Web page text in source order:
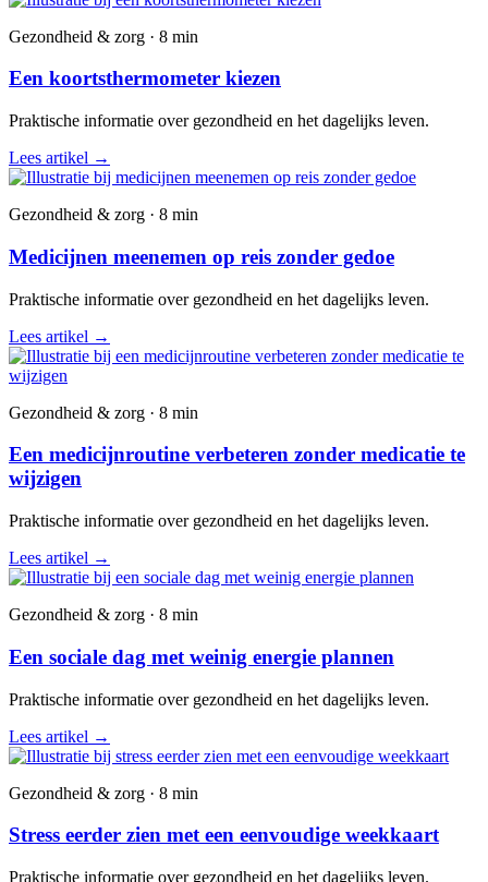
Gezondheid & zorg · 8 min
Een koortsthermometer kiezen
Praktische informatie over gezondheid en het dagelijks leven.
Lees artikel →
Gezondheid & zorg · 8 min
Medicijnen meenemen op reis zonder gedoe
Praktische informatie over gezondheid en het dagelijks leven.
Lees artikel →
Gezondheid & zorg · 8 min
Een medicijnroutine verbeteren zonder medicatie te
wijzigen
Praktische informatie over gezondheid en het dagelijks leven.
Lees artikel →
Gezondheid & zorg · 8 min
Een sociale dag met weinig energie plannen
Praktische informatie over gezondheid en het dagelijks leven.
Lees artikel →
Gezondheid & zorg · 8 min
Stress eerder zien met een eenvoudige weekkaart
Praktische informatie over gezondheid en het dagelijks leven.